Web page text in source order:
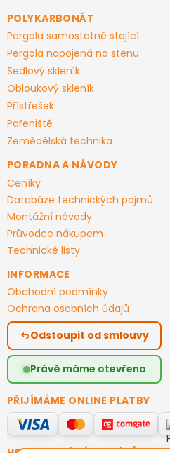
aPOLYKARBONÁT
Pergola samostatně stojící
Pergola napojená na stěnu
Sedlový skleník
Obloukový skleník
Přístřešek
Pařeniště
Zemědělská technika
PORADNA A NÁVODY
Ceníky
Databáze technických pojmů
Montážní návody
Průvodce nákupem
Technické listy
INFORMACE
Obchodní podmínky
Ochrana osobních údajů
Odstoupit od smlouvy
Právě máme otevřeno
PŘIJÍMÁME ONLINE PLATBY